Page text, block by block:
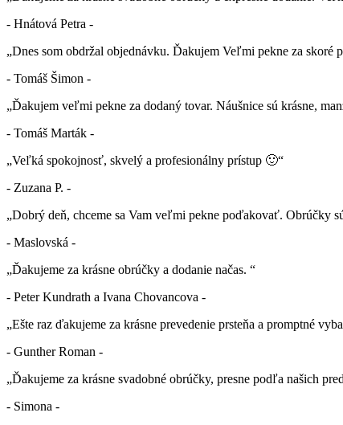
- Hnátová Petra -
„Dnes som obdržal objednávku. Ďakujem Veľmi pekne za skoré
- Tomáš Šimon -
„Ďakujem veľmi pekne za dodaný tovar. Náušnice sú krásne,
- Tomáš Marták -
„Veľká spokojnosť, skvelý a profesionálny prístup 🙂“
- Zuzana P. -
„Dobrý deň, chceme sa Vam veľmi pekne poďakovať. Obrúčky
- Maslovská -
„Ďakujeme za krásne obrúčky a dodanie načas. “
- Peter Kundrath a Ivana Chovancova -
„Ešte raz ďakujeme za krásne prevedenie prsteňa a promptné
- Gunther Roman -
„Ďakujeme za krásne svadobné obrúčky, presne podľa našich
- Simona -